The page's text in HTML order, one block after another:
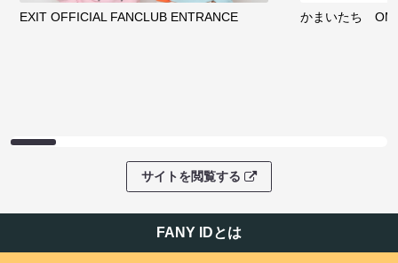
EXIT OFFICIAL FANCLUB ENTRANCE かまいたち
サイトを閲覧する
FANY IDとは